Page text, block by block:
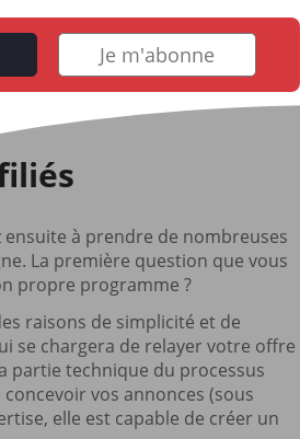
Je m'abonne
ensuite à prendre de nombreuses
La première question que vous
propre programme ?
raisons de simplicité et de
se chargera de relayer votre offre
partie technique du processus
vos annonces (sous
elle est capable de créer un